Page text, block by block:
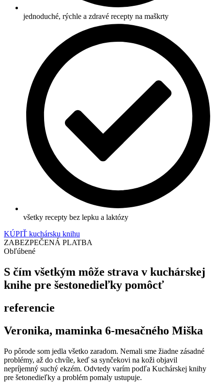
jednoduché, rýchle a zdravé recepty na maškrty
všetky recepty bez lepku a laktózy
KÚPIŤ kuchársku knihu
ZABEZPEČENÁ PLATBA
Obľúbené
S čím všetkým môže strava v kuchárskej
knihe pre šestonedieľky pomôcť
referencie
Veronika, maminka 6-mesačného Miška
Po pôrode som jedla všetko zaradom. Nemali sme žiadne zásadné
problémy, až do chvíle, keď sa synčekovi na koži objavil
nepríjemný suchý ekzém. Odvtedy varím podľa Kuchárskej knihy
pre šetonedieľky a problém pomaly ustupuje.